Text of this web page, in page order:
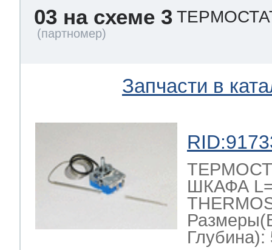
03 на схеме 3
Запчасти в
ШКАФА
Глубина):